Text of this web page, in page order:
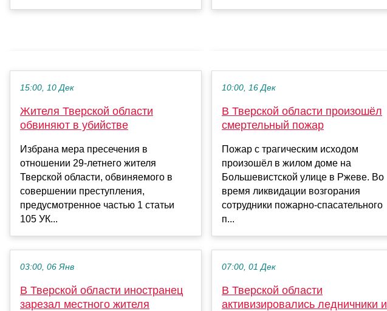
15:00, 10 Дек
Жителя Тверской области
обвиняют в убийстве
Избрана мера пресечения в
отношении 29-летнего жителя
Тверской области, обвиняемого в
совершении преступления,
предусмотренное частью 1 статьи
105 УК...
03:00, 06 Янв
В Тверской области иностранец
зарезал местного жителя
10:00, 16 Дек
В Тверской области произошёл
смертельный пожар
Пожар с трагическим исходом
произошёл в жилом доме на
Большевистской улице в Ржеве. Во
время ликвидации возгорания
сотрудники пожарно-спасательного
п...
07:00, 01 Дек
В Тверской области
активизировались ледничники и